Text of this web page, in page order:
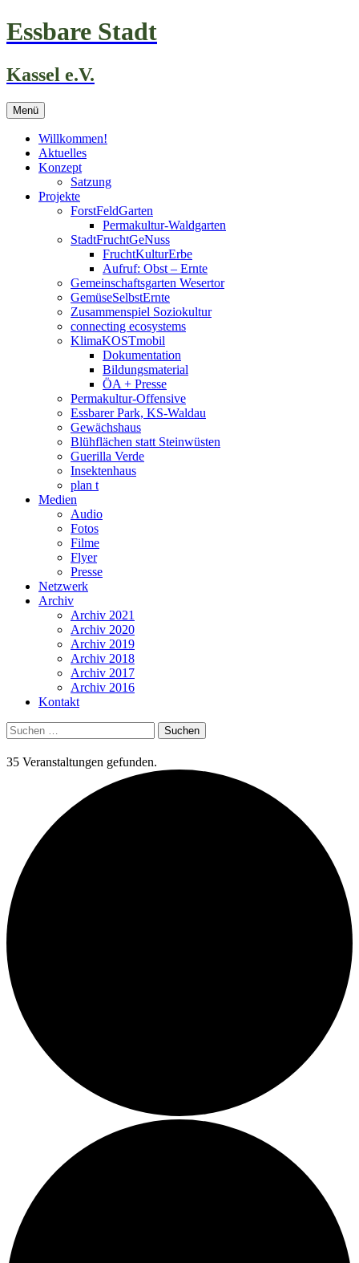
Zum
Inhalt
Essbare Stadt
Kassel e.V.
Menü
Willkommen!
Aktuelles
Konzept
Satzung
Projekte
ForstFeldGarten
Permakultur-Waldgarten
StadtFruchtGeNuss
FruchtKulturErbe
Aufruf: Obst – Ernte
Gemeinschaftsgarten Wesertor
GemüseSelbstErnte
Zusammenspiel Soziokultur
connecting ecosystems
KlimaKOSTmobil
Dokumentation
Bildungsmaterial
ÖA + Presse
Permakultur-Offensive
Essbarer Park, KS-Waldau
Gewächshaus
Blühflächen statt Steinwüsten
Guerilla Verde
Insektenhaus
plan t
Medien
Audio
Fotos
Filme
Flyer
Presse
Netzwerk
Archiv
Archiv 2021
Archiv 2020
Archiv 2019
Archiv 2018
Archiv 2017
Archiv 2016
Kontakt
Suchen
nach:
35 Veranstaltungen gefunden.